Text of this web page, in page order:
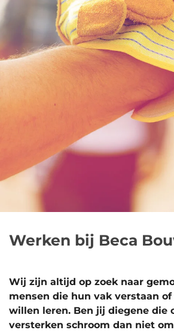
Werken bij Beca
Wij zijn altijd op zoek naar
mensen die hun vak verstaan
willen leren. Ben jij diegene die
versterken schroom dan niet